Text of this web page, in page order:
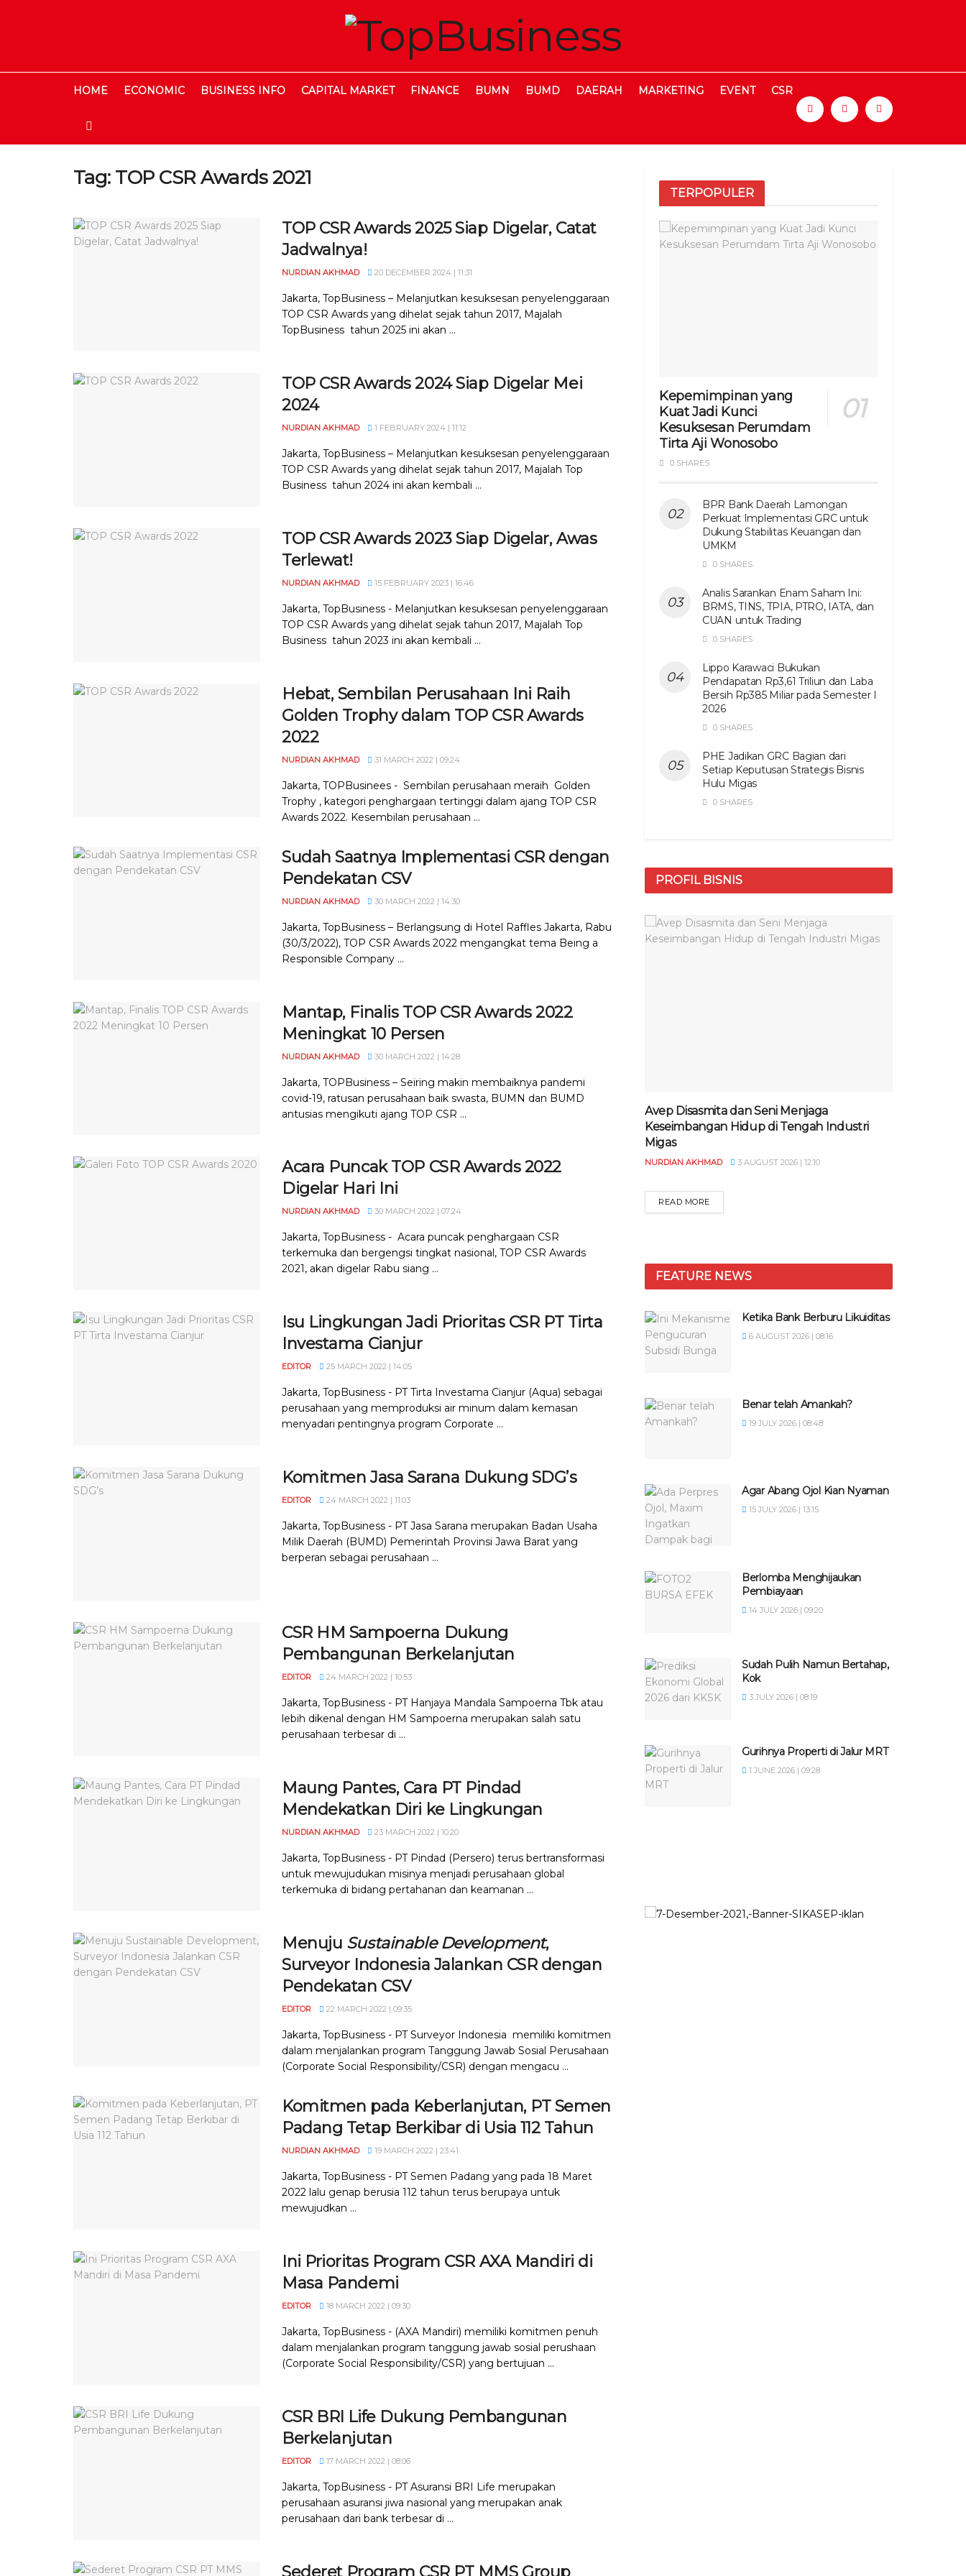
HOME ECONOMIC BUSINESS INFO CAPITAL MARKET FINANCE BUMN BUMD DAERAH MARKETING EVENT CSR
Tag: TOP CSR Awards 2021
TOP CSR Awards 2025 Siap Digelar, Catat
Jadwalnya!
NURDIAN AKHMAD 20 DECEMBER 2024 | 11:31
Jakarta, TopBusiness – Melanjutkan kesuksesan penyelenggaraan
TOP CSR Awards yang dihelat sejak tahun 2017, Majalah
TopBusiness tahun 2025 ini akan ...
TOP CSR Awards 2024 Siap Digelar Mei
2024
NURDIAN AKHMAD 1 FEBRUARY 2024 | 11:12
Jakarta, TopBusiness – Melanjutkan kesuksesan penyelenggaraan
TOP CSR Awards yang dihelat sejak tahun 2017, Majalah Top
Business tahun 2024 ini akan kembali ...
TOP CSR Awards 2023 Siap Digelar, Awas
Terlewat!
NURDIAN AKHMAD 15 FEBRUARY 2023 | 16:46
Jakarta, TopBusiness - Melanjutkan kesuksesan penyelenggaraan
TOP CSR Awards yang dihelat sejak tahun 2017, Majalah Top
Business tahun 2023 ini akan kembali ...
Hebat, Sembilan Perusahaan Ini Raih
Golden Trophy dalam TOP CSR Awards
2022
NURDIAN AKHMAD 31 MARCH 2022 | 09:24
Jakarta, TOPBusinees - Sembilan perusahaan meraih Golden
Trophy , kategori penghargaan tertinggi dalam ajang TOP CSR
Awards 2022. Kesembilan perusahaan ...
Sudah Saatnya Implementasi CSR dengan
Pendekatan CSV
NURDIAN AKHMAD 30 MARCH 2022 | 14:30
Jakarta, TopBusiness – Berlangsung di Hotel Raffles Jakarta, Rabu
(30/3/2022), TOP CSR Awards 2022 mengangkat tema Being a
Responsible Company ...
Mantap, Finalis TOP CSR Awards 2022
Meningkat 10 Persen
NURDIAN AKHMAD 30 MARCH 2022 | 14:28
Jakarta, TOPBusiness – Seiring makin membaiknya pandemi
covid-19, ratusan perusahaan baik swasta, BUMN dan BUMD
antusias mengikuti ajang TOP CSR ...
Acara Puncak TOP CSR Awards 2022
Digelar Hari Ini
NURDIAN AKHMAD 30 MARCH 2022 | 07:24
Jakarta, TopBusiness - Acara puncak penghargaan CSR
terkemuka dan bergengsi tingkat nasional, TOP CSR Awards
2021, akan digelar Rabu siang ...
Isu Lingkungan Jadi Prioritas CSR PT Tirta
Investama Cianjur
EDITOR 25 MARCH 2022 | 14:05
Jakarta, TopBusiness - PT Tirta Investama Cianjur (Aqua) sebagai
perusahaan yang memproduksi air minum dalam kemasan
menyadari pentingnya program Corporate ...
Komitmen Jasa Sarana Dukung SDG’s
EDITOR 24 MARCH 2022 | 11:03
Jakarta, TopBusiness - PT Jasa Sarana merupakan Badan Usaha
Milik Daerah (BUMD) Pemerintah Provinsi Jawa Barat yang
berperan sebagai perusahaan ...
CSR HM Sampoerna Dukung
Pembangunan Berkelanjutan
EDITOR 24 MARCH 2022 | 10:53
Jakarta, TopBusiness - PT Hanjaya Mandala Sampoerna Tbk atau
lebih dikenal dengan HM Sampoerna merupakan salah satu
perusahaan terbesar di ...
Maung Pantes, Cara PT Pindad
Mendekatkan Diri ke Lingkungan
NURDIAN AKHMAD 23 MARCH 2022 | 10:20
Jakarta, TopBusiness - PT Pindad (Persero) terus bertransformasi
untuk mewujudukan misinya menjadi perusahaan global
terkemuka di bidang pertahanan dan keamanan ...
Menuju Sustainable Development,
Surveyor Indonesia Jalankan CSR dengan
Pendekatan CSV
EDITOR 22 MARCH 2022 | 09:35
Jakarta, TopBusiness - PT Surveyor Indonesia memiliki komitmen
dalam menjalankan program Tanggung Jawab Sosial Perusahaan
(Corporate Social Responsibility/CSR) dengan mengacu ...
Komitmen pada Keberlanjutan, PT Semen
Padang Tetap Berkibar di Usia 112 Tahun
NURDIAN AKHMAD 19 MARCH 2022 | 23:41
Jakarta, TopBusiness - PT Semen Padang yang pada 18 Maret
2022 lalu genap berusia 112 tahun terus berupaya untuk
mewujudkan ...
Ini Prioritas Program CSR AXA Mandiri di
Masa Pandemi
EDITOR 18 MARCH 2022 | 09:30
Jakarta, TopBusiness - (AXA Mandiri) memiliki komitmen penuh
dalam menjalankan program tanggung jawab sosial perushaan
(Corporate Social Responsibility/CSR) yang bertujuan ...
CSR BRI Life Dukung Pembangunan
Berkelanjutan
EDITOR 17 MARCH 2022 | 08:06
Jakarta, TopBusiness - PT Asuransi BRI Life merupakan
perusahaan asuransi jiwa nasional yang merupakan anak
perusahaan dari bank terbesar di ...
Sederet Program CSR PT MMS Group
TERPOPULER
Kepemimpinan yang
Kuat Jadi Kunci
Kesuksesan Perumdam
Tirta Aji Wonosobo
0 SHARES
BPR Bank Daerah Lamongan
Perkuat Implementasi GRC untuk
Dukung Stabilitas Keuangan dan
UMKM
0 SHARES
Analis Sarankan Enam Saham Ini:
BRMS, TINS, TPIA, PTRO, IATA, dan
CUAN untuk Trading
0 SHARES
Lippo Karawaci Bukukan
Pendapatan Rp3,61 Triliun dan Laba
Bersih Rp385 Miliar pada Semester I
2026
0 SHARES
PHE Jadikan GRC Bagian dari
Setiap Keputusan Strategis Bisnis
Hulu Migas
0 SHARES
PROFIL BISNIS
Avep Disasmita dan Seni Menjaga
Keseimbangan Hidup di Tengah Industri
Migas
NURDIAN AKHMAD 3 AUGUST 2026 | 12:10
READ MORE
FEATURE NEWS
Ketika Bank Berburu Likuiditas
6 AUGUST 2026 | 08:16
Benar telah Amankah?
19 JULY 2026 | 08:48
Agar Abang Ojol Kian Nyaman
15 JULY 2026 | 13:15
Berlomba Menghijaukan
Pembiayaan
14 JULY 2026 | 09:20
Sudah Pulih Namun Bertahap,
Kok
3 JULY 2026 | 08:19
Gurihnya Properti di Jalur MRT
1 JUNE 2026 | 09:28